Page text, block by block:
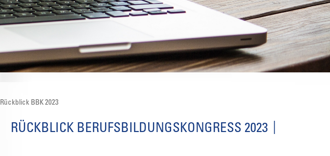
Rückblick BBK 2023
RÜCKBLICK BERUFSBILDUNGSKONGRESS 2023